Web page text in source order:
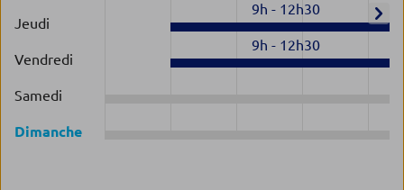
Jeudi
9h - 12h30
Vendredi
9h - 12h30
Samedi
Dimanche